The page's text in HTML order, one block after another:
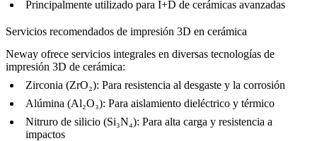
Principalmente utilizado para I+D de cerámicas avanzadas
Servicios recomendados de impresión 3D en cerámica
Neway ofrece servicios integrales en diversas tecnologías de
impresión 3D de cerámica:
Zirconia (ZrO₂): Para resistencia al desgaste y la corrosión
Alúmina (Al₂O₃): Para aislamiento dieléctrico y térmico
Nitruro de silicio (Si₃N₄): Para alta carga y resistencia a
impactos